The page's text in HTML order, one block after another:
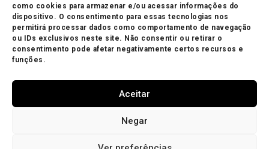
como cookies para armazenar e/ou acessar informações do
dispositivo. O consentimento para essas tecnologias nos
permitirá processar dados como comportamento de navegação
ou IDs exclusivos neste site. Não consentir ou retirar o
consentimento pode afetar negativamente certos recursos e
funções.
Aceitar
Negar
R$5.00
Política de Privacidade